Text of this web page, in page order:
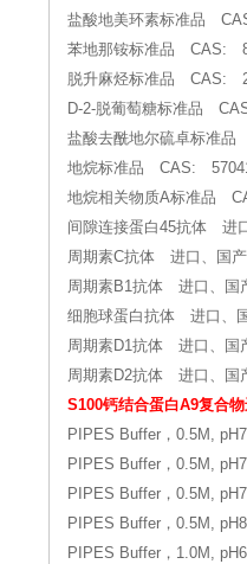
盐酸地美环素标准品
苯地那铵标准品 CAS:
脱升麻烃标准品 CAS:
D-2-脱葡萄糖标准品
盐酸去酰地尔硫卓标
地烷标准品 CAS:
地烷相关物质A标准品
间隙连接蛋白45抗体 进
周期素C抗体 进口、国产
周期素B1抗体 进口、国
细胞球蛋白抗体 进口、
周期素D1抗体 进口、国
周期素D2抗体 进口、国
S100钙结合蛋白A9复合
PIPES Buffer，0.5M,
PIPES Buffer，0.5M,
PIPES Buffer，0.5M,
PIPES Buffer，0.5M,
PIPES Buffer，1.0M,